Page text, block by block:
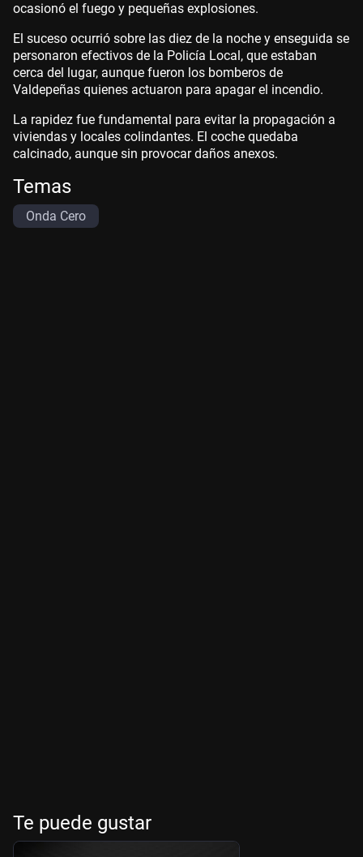
ocasionó el fuego y pequeñas explosiones.
El suceso ocurrió sobre las diez de la noche y enseguida se
personaron efectivos de la Policía Local, que estaban
cerca del lugar, aunque fueron los bomberos de
Valdepeñas quienes actuaron para apagar el incendio.
La rapidez fue fundamental para evitar la propagación a
viviendas y locales colindantes. El coche quedaba
calcinado, aunque sin provocar daños anexos.
Temas
Onda Cero
Te puede gustar